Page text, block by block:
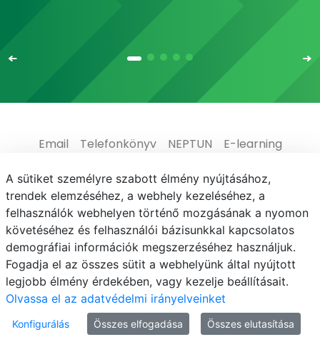
Email Telefonkönyv NEPTUN
E-learning
Médiaközpont
Informatikai Igazgatóság
Adatvédelem
© MATE 2021
A sütiket személyre szabott élmény nyújtásához,
trendek elemzéséhez, a webhely kezeléséhez, a
felhasználók webhelyen történő mozgásának a nyomon
követéséhez és felhasználói bázisunkkal kapcsolatos
demográfiai információk megszerzéséhez használjuk.
Fogadja el az összes sütit a webhelyünk által nyújtott
legjobb élmény érdekében, vagy kezelje beállításait.
Olvassa el az adatvédelmi irányelveinket
Konfigurálás Összes elfogadása Összes elutasítása